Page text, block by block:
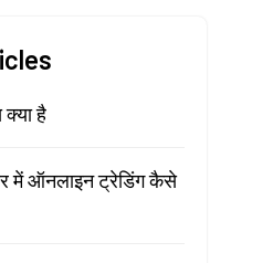
क्या है
में ऑनलाइन ट्रेडिंग कैसे